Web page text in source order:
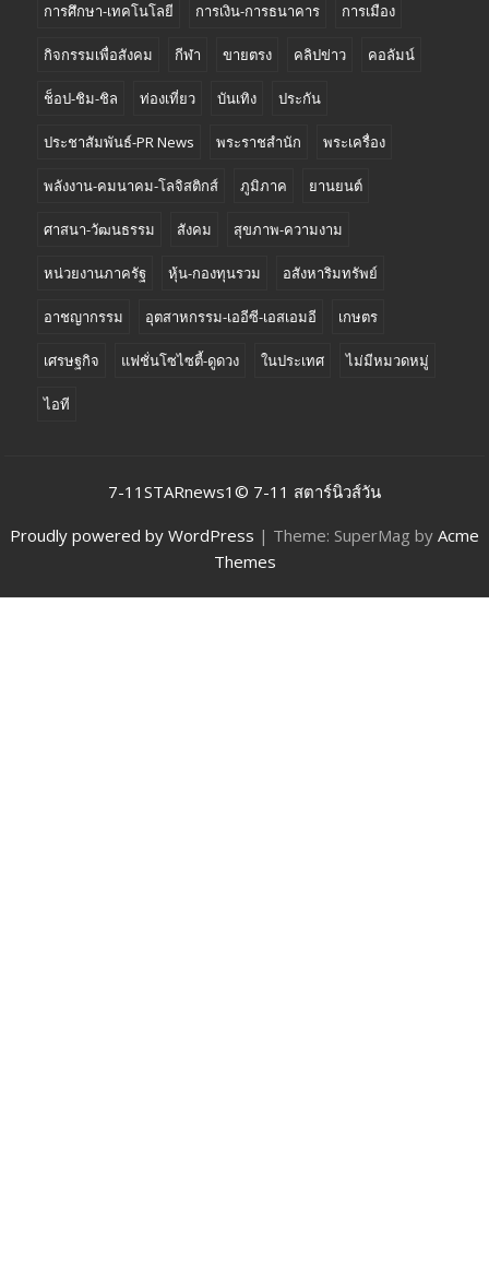
การศึกษา-เทคโนโลยี การเงิน-การธนาคาร การเมือง
กิจกรรมเพื่อสังคม กีฬา ขายตรง คลิปข่าว คอลัมน์
ช็อป-ชิม-ชิล ท่องเที่ยว บันเทิง ประกัน
ประชาสัมพันธ์-PR News พระราชสำนัก พระเครื่อง
พลังงาน-คมนาคม-โลจิสติกส์ ภูมิภาค ยานยนต์
ศาสนา-วัฒนธรรม สังคม สุขภาพ-ความงาม
หน่วยงานภาครัฐ หุ้น-กองทุนรวม อสังหาริมทรัพย์
อาชญากรรม อุตสาหกรรม-เออีซี-เอสเอมอี เกษตร
เศรษฐกิจ แฟชั่นโซไซตี้-ดูดวง ในประเทศ ไม่มีหมวดหมู่
ไอที
7-11STARnews1© 7-11 สตาร์นิวส์วัน
Proudly powered by WordPress | Theme: SuperMag by Acme
Themes